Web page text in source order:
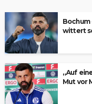
Bochum
wittert
„Auf
Mut vor